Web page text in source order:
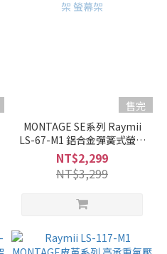
售完
MONTAGE SE系列 Raymii
LS-67-M1 鋁合金彈簧式螢幕
支架 螢幕架
NT$2,299
NT$3,299